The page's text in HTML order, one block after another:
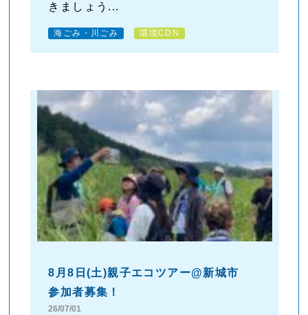
きましょう...
海ごみ・川ごみ 環境CDN
8月8日(土)親子エコツアー@新城市
参加者募集！
26/07/01